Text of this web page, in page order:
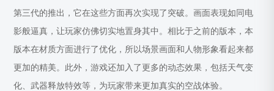
第三代的推出，它在这些方面再次实现了突破。画面表现如同电
影般逼真，让玩家仿佛切实地置身其中。相比于之前的版本，本
版本在材质方面进行了优化，所以场景画面和人物形象看起来都
更加的精美。此外，游戏还加入了更多的动态效果，包括天气变
化、武器释放特效等，为玩家带来更加真实的空战体验。